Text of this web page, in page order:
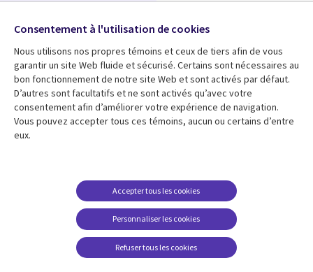
Fusions
Salle de presse
Ressources
Articles
Études de cas
Baladodiffusions
Support
Restrictions et
conditions juridiques
Carrières FAQ
Centre de gestion des
Suivez-nous
Social
Media
Global
FR
Consentement à l'utilisation de cookies
Nous utilisons nos propres témoins et ceux de tiers afin de vous
garantir un site Web fluide et sécurisé. Certains sont nécessaires au
bon fonctionnement de notre site Web et sont activés par défaut.
D’autres sont facultatifs et ne sont activés qu’avec votre
consentement afin d’améliorer votre expérience de navigation.
Vous pouvez accepter tous ces témoins, aucun ou certains d’entre
eux.
Personnaliser les cookies
Accepter tous les cookies
Refuser tous les cookies